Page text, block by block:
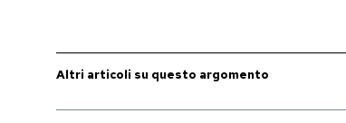
Altri articoli su questo argomento